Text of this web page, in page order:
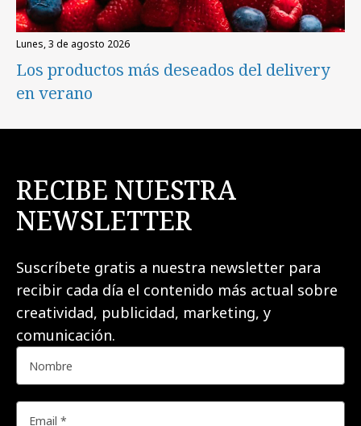
lunes, 3 de agosto 2026
Los productos más deseados del delivery
en verano
RECIBE NUESTRA
NEWSLETTER
Suscríbete gratis a nuestra newsletter para
recibir cada día el contenido más actual sobre
creatividad, publicidad, marketing, y
comunicación.